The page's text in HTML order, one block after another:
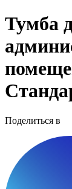
Тумба
Поделиться в